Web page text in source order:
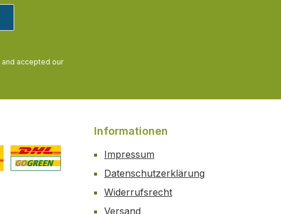
Informationen
Impressum
Datenschutzerklärung
Widerrufsrecht
Versand